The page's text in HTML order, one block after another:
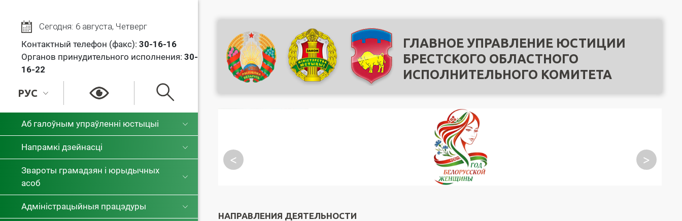
Сегодня: 6 августа, Четверг
Контактный телефон (факс): 30-16-16
Органов принудительного исполнения: 30-
16-22
РУС
Аб галоўным упраўленні юстыцыі
Напрамкі дзейнасці
Звароты грамадзян і юрыдычных
асоб
Адміністрацыйныя працэдуры
ГЛАВНОЕ УПРАВЛЕНИЕ ЮСТИЦИИ
БРЕСТСКОГО ОБЛАСТНОГО
ИСПОЛНИТЕЛЬНОГО КОМИТЕТА
< >
НАПРАВЛЕНИЯ ДЕЯТЕЛЬНОСТИ